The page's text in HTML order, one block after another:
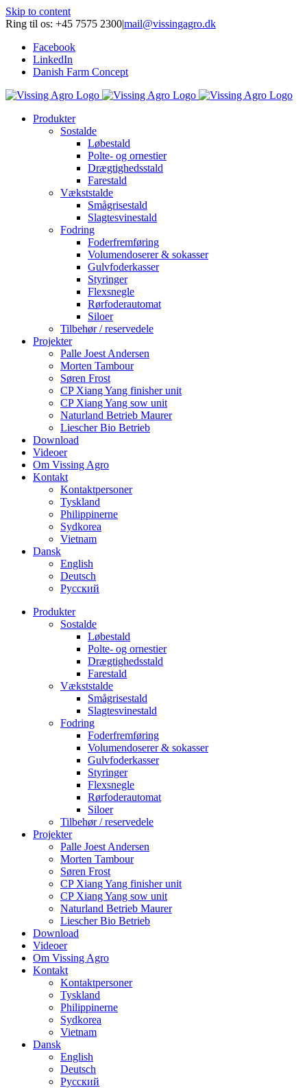
Skip to content
Ring til os: +45 7575 2300|mail@vissingagro.dk
Facebook
LinkedIn
Danish Farm Concept
Produkter
Sostalde
Løbestald
Polte- og ornestier
Drægtighedsstald
Farestald
Vækststalde
Smågrisestald
Slagtesvinestald
Fodring
Foderfremføring
Volumendoserer & sokasser
Gulvfoderkasser
Styringer
Flexsnegle
Rørfoderautomat
Siloer
Tilbehør / reservedele
Projekter
Palle Joest Andersen
Morten Tambour
Søren Frost
CP Xiang Yang finisher unit
CP Xiang Yang sow unit
Naturland Betrieb Maurer
Liescher Bio Betrieb
Download
Videoer
Om Vissing Agro
Kontakt
Kontaktpersoner
Tyskland
Philippinerne
Sydkorea
Vietnam
Dansk
English
Deutsch
Русский
Produkter
Sostalde
Løbestald
Polte- og ornestier
Drægtighedsstald
Farestald
Vækststalde
Smågrisestald
Slagtesvinestald
Fodring
Foderfremføring
Volumendoserer & sokasser
Gulvfoderkasser
Styringer
Flexsnegle
Rørfoderautomat
Siloer
Tilbehør / reservedele
Projekter
Palle Joest Andersen
Morten Tambour
Søren Frost
CP Xiang Yang finisher unit
CP Xiang Yang sow unit
Naturland Betrieb Maurer
Liescher Bio Betrieb
Download
Videoer
Om Vissing Agro
Kontakt
Kontaktpersoner
Tyskland
Philippinerne
Sydkorea
Vietnam
Dansk
English
Deutsch
Русский